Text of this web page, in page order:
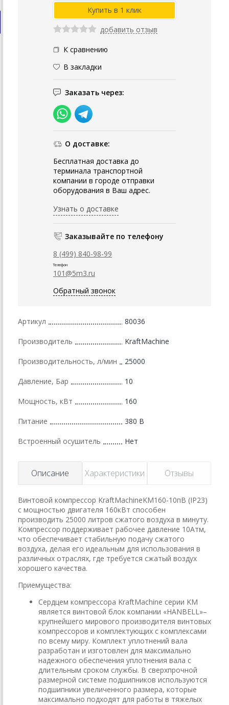
добавить отзыв
К сравнению
В закладки
Заказать через:
О доставке:
Бесплатная доставка до
терминала транспортной
компании в городе отправки
оборудования в Ваш адрес.
Узнать о доставке
Заказывайте по телефону
8 (499) 840-98-99
Телефон
101@5m3.ru
Обратный звонок
Артикул 80036
Производитель KraftMachine
Производительность, л/мин 25000
Давление, Бар 10
Мощность, кВт 160
Питание 380 В
Встроенный осушитель Нет
Описание Характеристики Отзывы
Винтовой компрессор KraftMachineKM160-10пВ (IP23)
с мощностью двигателя 160кВт способен
производить 25000 литров сжатого воздуха в минуту.
Компрессор поддерживает рабочее давление 10Атм,
что обеспечивает стабильную подачу сжатого
воздуха, делая его идеальным для использования в
различных отраслях, где требуется сжатый воздух
хорошего качества.
Приемущества:
Сердцем компрессора KraftMachine серии KM
является винтовой блок компании «HANBELL»–
крупнейшего мирового производителя винтовых
компрессоров и комплектующих с комплексами
по всему миру. Комплект уплотнений вала
разработан и изготовлен для максимально
надежного обеспечения уплотнения вала с
длительным сроком службы. В сверхпрочной
размерной системе подшипников используются
подшипники увеличенного размера, которые
максимально подходят для работы в тяжелых